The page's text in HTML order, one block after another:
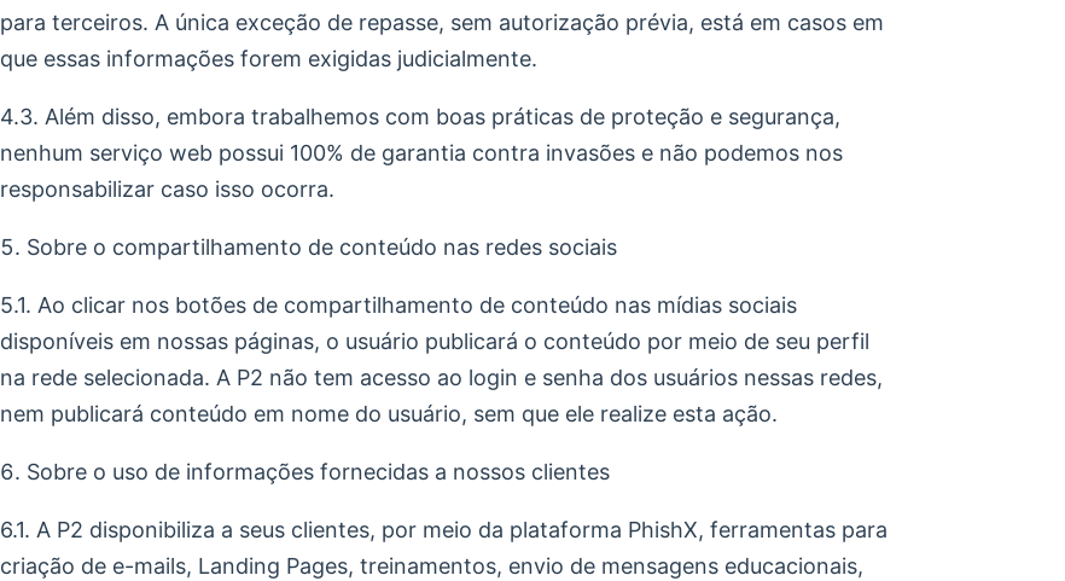
para terceiros. A única exceção de repasse, sem autorização prévia, está em casos em
que essas informações forem exigidas judicialmente.
4.3. Além disso, embora trabalhemos com boas práticas de proteção e segurança,
nenhum serviço web possui 100% de garantia contra invasões e não podemos nos
responsabilizar caso isso ocorra.
Sobre o compartilhamento de conteúdo nas redes sociais
5.1. Ao clicar nos botões de compartilhamento de conteúdo nas mídias sociais
disponíveis em nossas páginas, o usuário publicará o conteúdo por meio de seu perfil
na rede selecionada. A P2 não tem acesso ao login e senha dos usuários nessas redes,
nem publicará conteúdo em nome do usuário, sem que ele realize esta ação.
Sobre o uso de informações fornecidas a nossos clientes
6.1. A P2 disponibiliza a seus clientes, por meio da plataforma PhishX, ferramentas para
criação de e-mails, Landing Pages, treinamentos, envio de mensagens educacionais,